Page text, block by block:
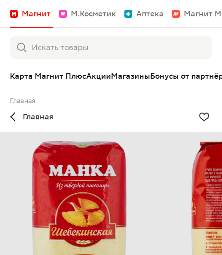
Магнит М.Косметик Аптека Магнит
Карта Магнит ПлюсАкцииМагазиныБонусы от
Главная
Главная